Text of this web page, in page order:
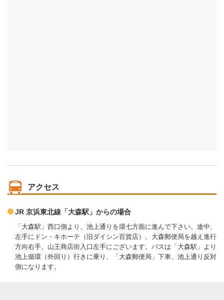
アクセス
JR 京浜東北線「大森駅」からの場合
「大森駅」西口側より、池上通りを環七方面に進んで下さい。途中、
左手にドン・キホーテ（旧ダイシン百貨店）、大森郵便局を越え進行
方向右手、山王商店街入口左手にございます。バスは「大森駅」より
池上循環（外回り）行きに乗り、「大森郵便局」下車、池上通り反対
側になります。